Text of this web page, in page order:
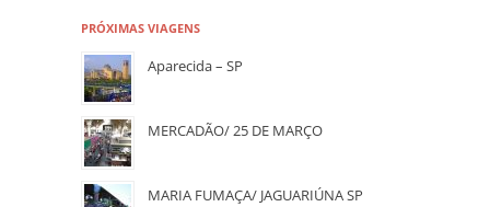
PRÓXIMAS VIAGENS
Aparecida – SP
MERCADÃO/ 25 DE MARÇO
MARIA FUMAÇA/ JAGUARIÚNA SP